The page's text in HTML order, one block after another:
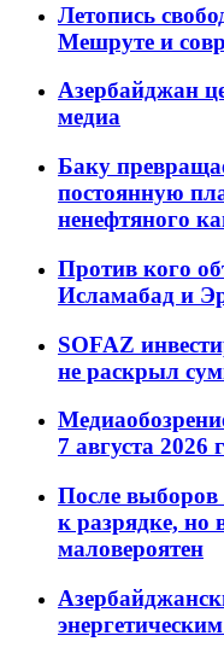
Летопись
Мешруте и
Азербайджан
медиа
Баку
постоянную
ненефтяного
Против кого
Исламабад и
SOFAZ
не раскрыл
7 августа 2026
После
к разрядке, но
маловероятен